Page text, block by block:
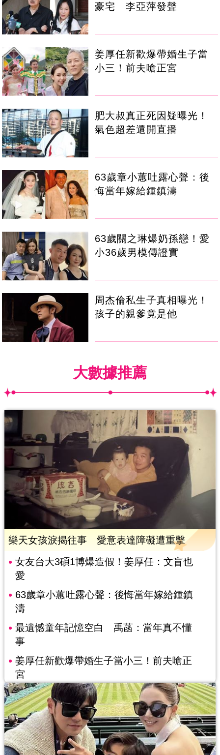
豪宅 李亞萍發聲
姜厚任新歡爆帶婚生子當
小三！前夫嗆正宮
肥大叔真正死因疑曝光！
氣色超差還開直播
63歲章小蕙吐露心聲：後
悔當年嫁給鍾鎮濤
63歲關之琳爆奶孫戀！愛
小36歲男模傳證實
周杰倫私生子真相曝光！
孩子的親爹竟是他
大數據推薦
樂天女孩淚揭往事 愛意表達障礙遭重擊
女友台大3碩1博爆造假！姜厚任：文盲也
愛
63歲章小蕙吐露心聲：後悔當年嫁給鍾鎮
濤
最遺憾童年記憶空白 禹菡：當年真不懂
事
姜厚任新歡爆帶婚生子當小三！前夫嗆正
宮